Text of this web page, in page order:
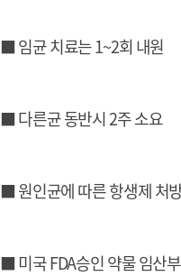
■ 임균 치료는 1~2회 내원
■ 다른균 동반시 2주 소요
■ 원인균에 따른 항생제 처
■ 미국 FDA승인 약물 임산